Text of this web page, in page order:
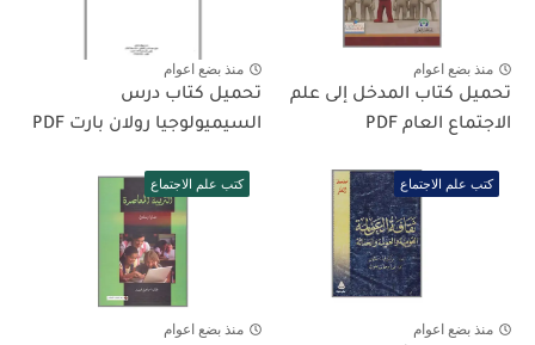
منذ بضع اعوام
تحميل كتاب المدخل إلى علم
الاجتماع العام PDF
منذ بضع اعوام
تحميل كتاب درس
السيميولوجيا رولان بارت PDF
كتب علم الاجتماع
منذ بضع اعوام
كتب علم الاجتماع
منذ بضع اعوام